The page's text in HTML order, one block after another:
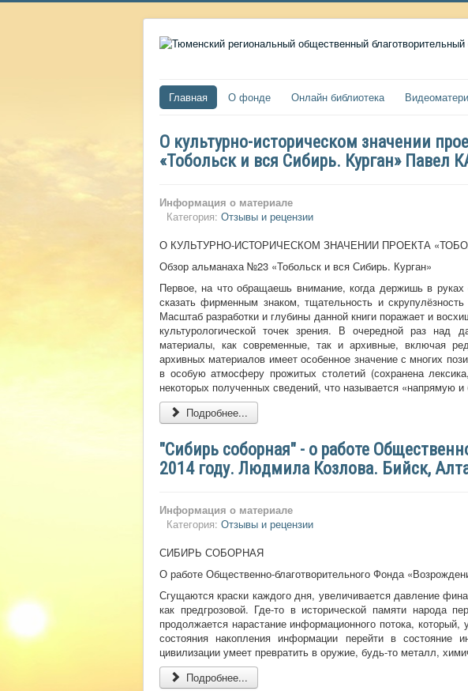
Главная О фонде Онлайн библиотека
О культурно-историческом значении
«Тобольск и вся Сибирь. Курган» Павел
Информация о материале
Категория: Отзывы и рецензии
О КУЛЬТУРНО-ИСТОРИЧЕСКОМ ЗНАЧЕНИИ ПРОЕКТА
Обзор альманаха №23 «Тобольск и вся Сибирь. Курган»
Первое, на что обращаешь внимание, когда держишь в
сказать фирменным знаком, тщательность и
Масштаб разработки и глубины данной книги поражает и
культурологической точек зрения. В очередной раз над
материалы, как современные, так и архивные, включая
архивных материалов имеет особенное значение с многих
в особую атмосферу прожитых столетий (сохранена
некоторых полученных сведений, что называется «напрямую и
Подробнее...
"Сибирь соборная" - о работе
2014 году. Людмила Козлова. Бийск,
Информация о материале
Категория: Отзывы и рецензии
СИБИРЬ СОБОРНАЯ
О работе Общественно-благотворительного Фонда
Сгущаются краски каждого дня, увеличивается давление
как предгрозовой. Где-то в исторической памяти
продолжается нарастание информационного потока,
состояния накопления информации перейти в состояние
цивилизации умеет превратить в оружие, будь-то металл,
Подробнее...